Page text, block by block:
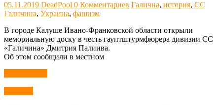
05.11.2019 DeadPool 0 Комментариев Галична, история, СС
Галичина, Украина, фашизм
В городе Калуше Ивано-Франковской области открыли
мемориальную доску в честь гауптштурмфюрера дивизии СС
«Галичина» Дмитрия Палиива.
Об этом сообщили в местном